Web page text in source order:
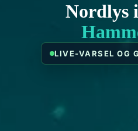
Nordlys
LIVE-VARSEL OG